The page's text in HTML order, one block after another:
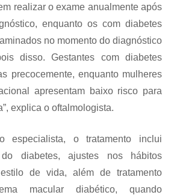
realizar o exame anualmente após
enquanto os com diabetes
no momento do diagnóstico
disso. Gestantes com diabetes
precocemente, enquanto mulheres
apresentam baixo risco para
explica o oftalmologista.
especialista, o tratamento inclui
diabetes, ajustes nos hábitos
de vida, além de tratamento
macular diabético, quando